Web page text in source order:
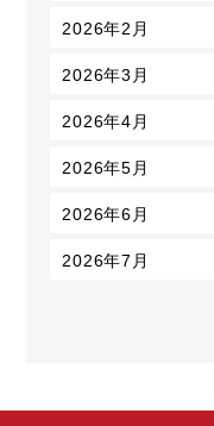
2026年2月
2026年3月
2026年4月
2026年5月
2026年6月
2026年7月